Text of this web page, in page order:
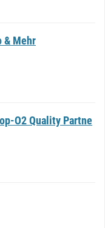
& Mehr
O2 Quality Partne